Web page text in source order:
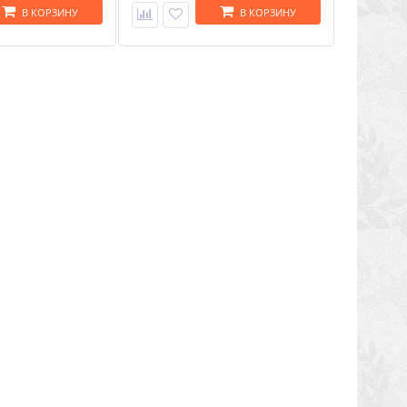
В КОРЗИНУ В КОРЗИНУ